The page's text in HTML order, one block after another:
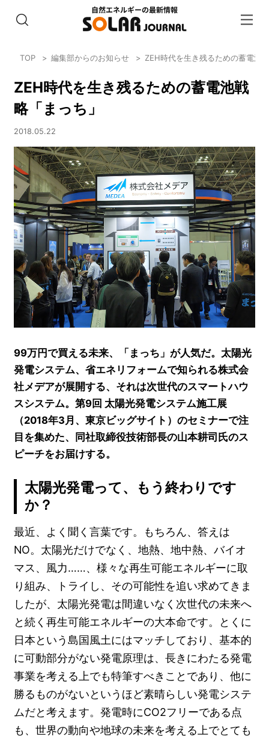
TOP 編集部からのお知らせ ZEH時代を生き残るための蓄電池
ZEH時代を生き残るための蓄電池戦
略「まっち」
2018.05.22
99万円で買える未来、「まっち」が人気だ。太陽光
発電システム、省エネリフォームで知られる株式会
社メデアが展開する、それは次世代のスマートハウ
スシステム。第9回 太陽光発電システム施工展
（2018年3月、東京ビッグサイト）のセミナーで注
目を集めた、同社取締役技術部長の山本耕司氏のス
ピーチをお届けする。
太陽光発電って、もう終わりです
か？
最近、よく聞く言葉です。もちろん、答えは
NO。太陽光だけでなく、地熱、地中熱、バイオ
マス、風力……、様々な再生可能エネルギーに取
り組み、トライし、その可能性を追い求めてきま
したが、太陽光発電は間違いなく次世代の未来へ
と続く再生可能エネルギーの大本命です。とくに
日本という島国風土にはマッチしており、基本的
に可動部分がない発電原理は、長きにわたる発電
事業を考える上でも特筆すべきことであり、他に
勝るものがないというほど素晴らしい発電システ
ムだと考えます。発電時にCO2フリーである点
も、世界の動向や地球の未来を考える上でとても